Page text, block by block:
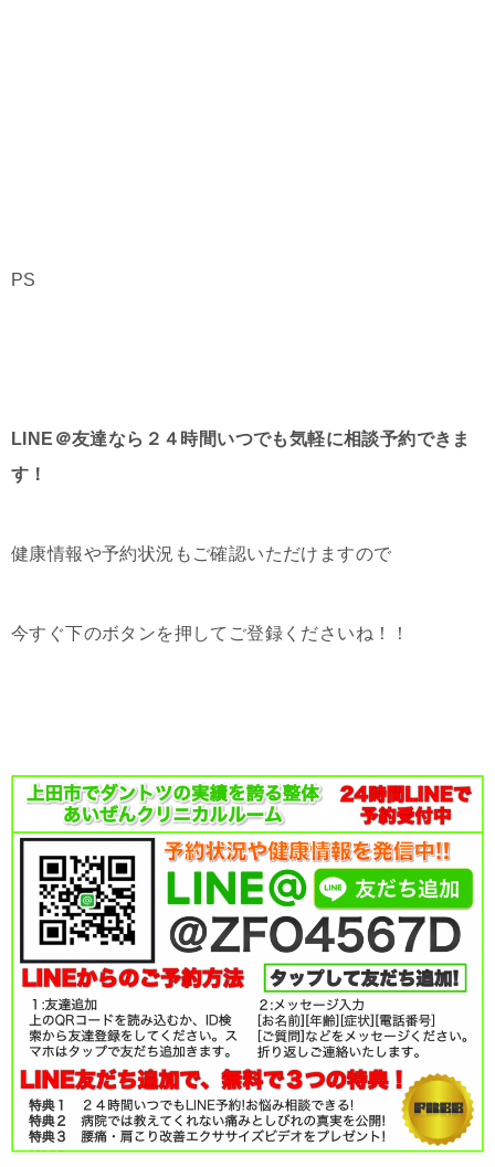
PS
LINE＠友達なら２４時間いつでも気軽に相談予約できま
す！
健康情報や予約状況もご確認いただけますので
今すぐ下のボタンを押してご登録くださいね！！